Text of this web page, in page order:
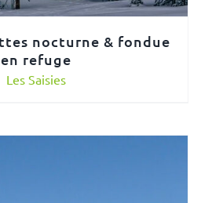
nocturne & fondue
en refuge
Les Saisies